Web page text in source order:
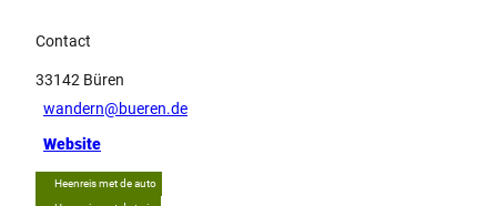
Contact
33142 Büren
wandern@bueren.de
Website
Heenreis met de auto